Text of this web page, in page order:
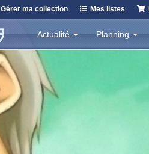
Gérer ma collection Mes listes
Actualité Planning